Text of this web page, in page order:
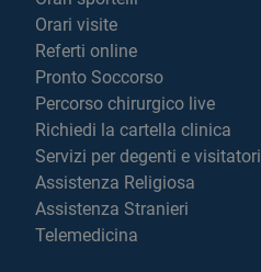
Orari visite
Referti online
Pronto Soccorso
Percorso chirurgico live
Richiedi la cartella clinica
Servizi per degenti e visitatori
Assistenza Religiosa
Assistenza Stranieri
Telemedicina